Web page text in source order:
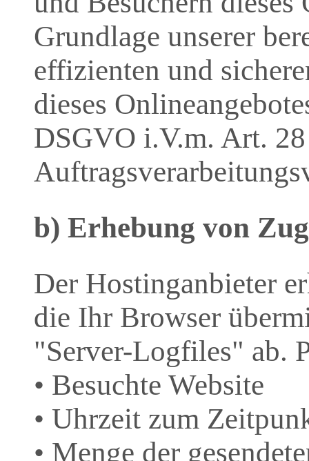
Grundlage unserer
effizienten und
dieses
DSGVO i.V.m. Art.
b) Erhebung von
Der Hostinganbieter
die Ihr Browser
"Server-Logfiles" ab.
• Besuchte Website
• Uhrzeit zum
• Menge der